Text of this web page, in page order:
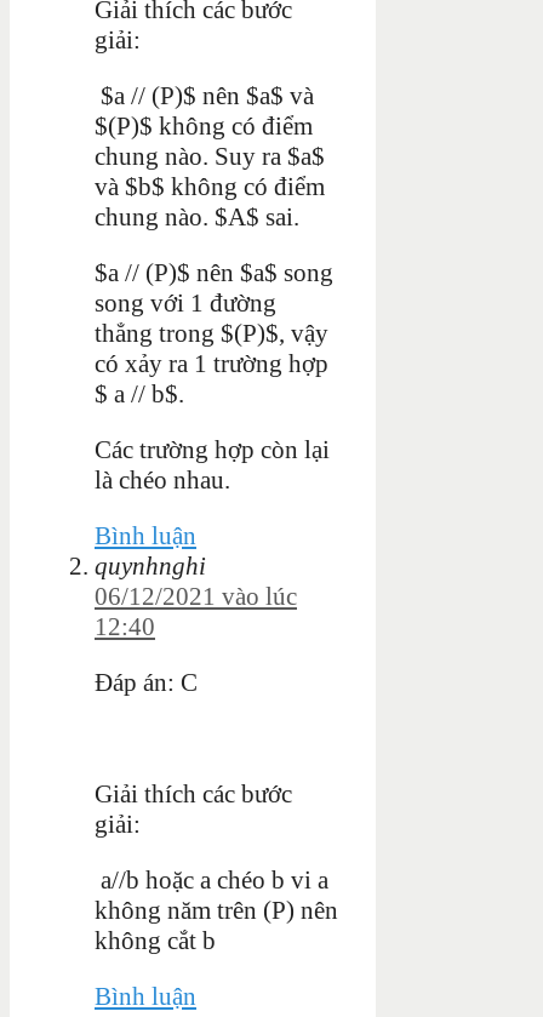
Giải thích các bước
giải:
$a // (P)$ nên $a$ và
$(P)$ không có điểm
chung nào. Suy ra $a$
và $b$ không có điểm
chung nào. $A$ sai.
$a // (P)$ nên $a$ song
song với 1 đường
thẳng trong $(P)$, vậy
có xảy ra 1 trường hợp
$ a // b$.
Các trường hợp còn lại
là chéo nhau.
Bình luận
quynhnghi
06/12/2021 vào lúc
12:40
Đáp án: C
Giải thích các bước
giải:
a//b hoặc a chéo b vi a
không năm trên (P) nên
không cắt b
Bình luận